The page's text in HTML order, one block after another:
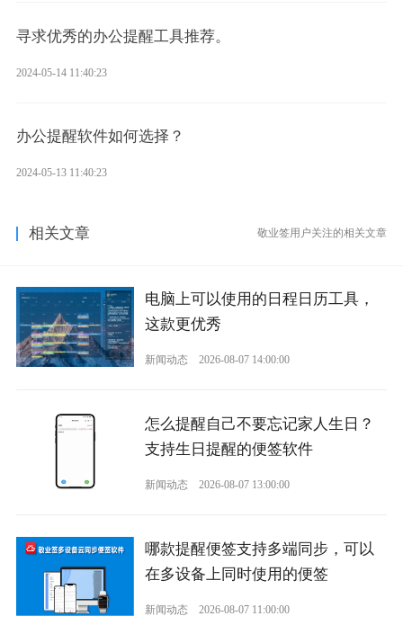
寻求优秀的办公提醒工具推荐。
2024-05-14 11:40:23
办公提醒软件如何选择？
2024-05-13 11:40:23
相关文章 敬业签用户关注的相关文章
电脑上可以使用的日程日历工具，
这款更优秀
新闻动态 2026-08-07 14:00:00
怎么提醒自己不要忘记家人生日？
支持生日提醒的便签软件
新闻动态 2026-08-07 13:00:00
哪款提醒便签支持多端同步，可以
在多设备上同时使用的便签
新闻动态 2026-08-07 11:00:00